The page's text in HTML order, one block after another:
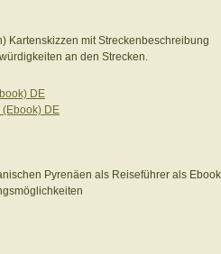
Kartenskizzen mit Streckenbeschreibung
an den Strecken.
DE
Pyrenäen als Reiseführer als